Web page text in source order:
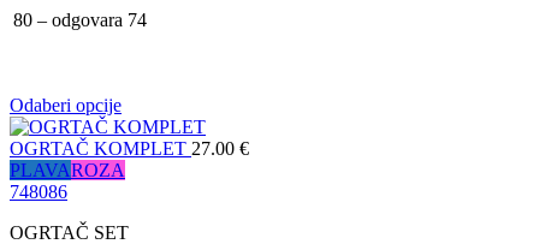
80 – odgovara 74
Odaberi opcije
OGRTAČ KOMPLET 27.00 €
PLAVAROZA
748086
OGRTAČ SET